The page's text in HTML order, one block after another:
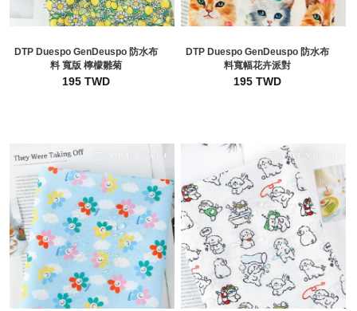
DTP Duespo GenDeuspo 防水布
料 寬版 檸檬雛菊
195 TWD
DTP Duespo GenDeuspo 防水布
料寬幅花卉派對
195 TWD